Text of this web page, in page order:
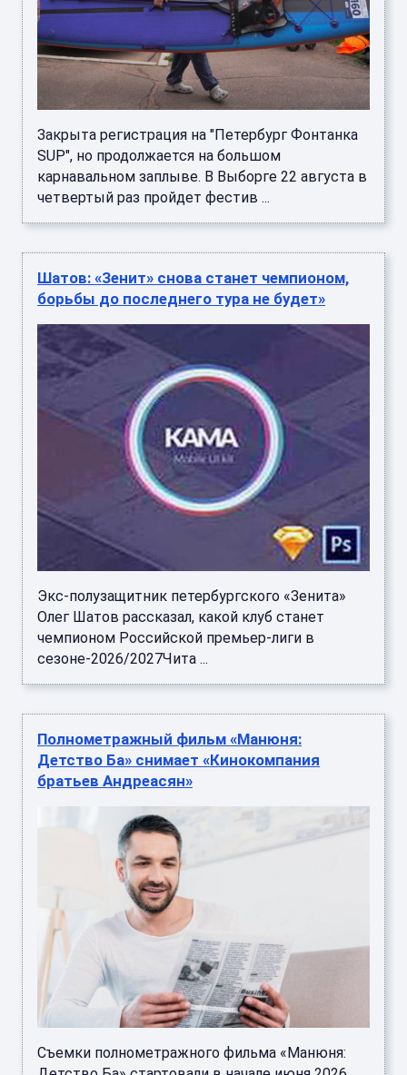
Закрыта регистрация на "Петербург Фонтанка
SUP", но продолжается на большом
карнавальном заплыве. В Выборге 22 августа в
четвертый раз пройдет фестив ...
Шатов: «Зенит» снова станет чемпионом,
борьбы до последнего тура не будет»
Экс-полузащитник петербургского «Зенита»
Олег Шатов рассказал, какой клуб станет
чемпионом Российской премьер-лиги в
сезоне-2026/2027Чита ...
Полнометражный фильм «Манюня:
Детство Ба» снимает «Кинокомпания
братьев Андреасян»
Съемки полнометражного фильма «Манюня: